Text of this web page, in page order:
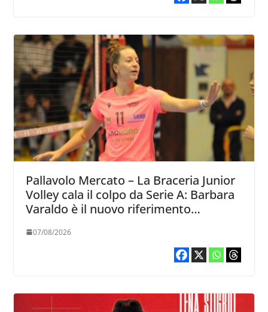
Pallavolo Mercato – La Braceria Junior
Volley cala il colpo da Serie A: Barbara
Varaldo è il nuovo riferimento
07/08/2026